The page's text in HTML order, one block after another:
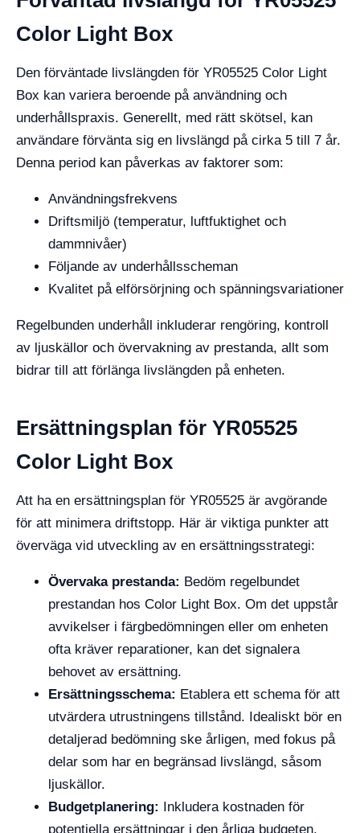
Color Light Box
Den förväntade livslängden för YR05525 Color Light
Box kan variera beroende på användning och
underhållspraxis. Generellt, med rätt skötsel, kan
användare förvänta sig en livslängd på cirka 5 till 7 år.
Denna period kan påverkas av faktorer som:
Användningsfrekvens
Driftsmiljö (temperatur, luftfuktighet och
dammnivåer)
Följande av underhållsscheman
Kvalitet på elförsörjning och spänningsvariationer
Regelbunden underhåll inkluderar rengöring, kontroll
av ljuskällor och övervakning av prestanda, allt som
bidrar till att förlänga livslängden på enheten.
Ersättningsplan för YR05525
Color Light Box
Att ha en ersättningsplan för YR05525 är avgörande
för att minimera driftstopp. Här är viktiga punkter att
överväga vid utveckling av en ersättningsstrategi:
Övervaka prestanda: Bedöm regelbundet
prestandan hos Color Light Box. Om det uppstår
avvikelser i färgbedömningen eller om enheten
ofta kräver reparationer, kan det signalera
behovet av ersättning.
Ersättningsschema: Etablera ett schema för att
utvärdera utrustningens tillstånd. Idealiskt bör en
detaljerad bedömning ske årligen, med fokus på
delar som har en begränsad livslängd, såsom
ljuskällor.
Budgetplanering: Inkludera kostnaden för
potentiella ersättningar i den årliga budgeten.